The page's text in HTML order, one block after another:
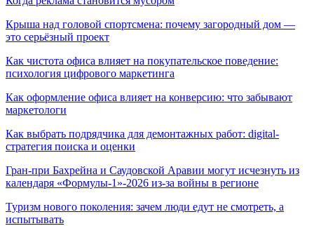
Крыша над головой спортсмена: почему загородный дом —
это серьёзный проект
Как чистота офиса влияет на покупательское поведение:
психология цифрового маркетинга
Как оформление офиса влияет на конверсию: что забывают
маркетологи
Как выбрать подрядчика для демонтажных работ: digital-
стратегия поиска и оценки
Гран-при Бахрейна и Саудовской Аравии могут исчезнуть из
календаря «Формулы-1»-2026 из-за войны в регионе
Туризм нового поколения: зачем люди едут не смотреть, а
испытывать